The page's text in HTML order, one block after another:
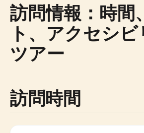
訪問情報：時間
ト、アクセシビ
ツアー
訪問時間